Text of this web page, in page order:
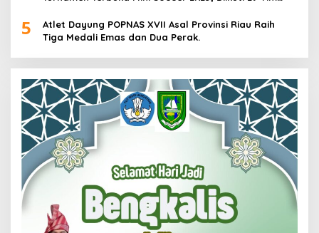
5
Atlet Dayung POPNAS XVII Asal Provinsi Riau Raih
Tiga Medali Emas dan Dua Perak.